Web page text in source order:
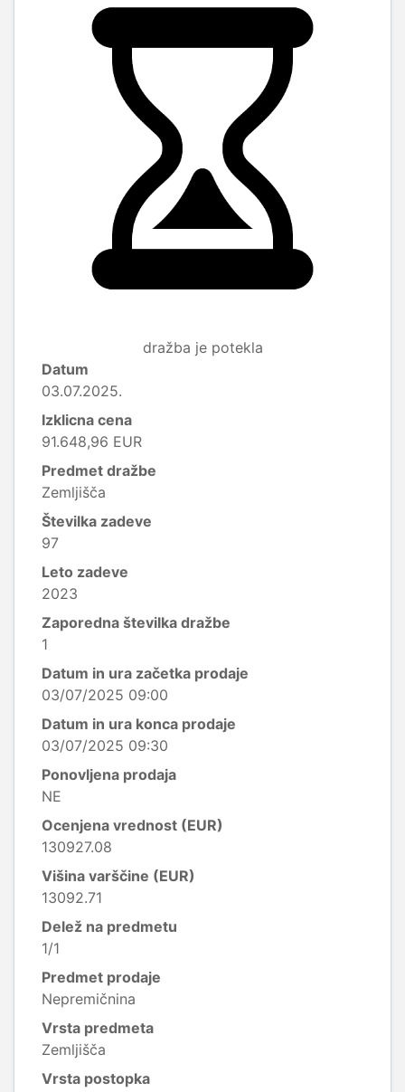
dražba je potekla
Datum
03.07.2025.
Izklicna cena
91.648,96 EUR
Predmet dražbe
Zemljišča
Številka zadeve
97
Leto zadeve
2023
Zaporedna številka dražbe
1
Datum in ura začetka prodaje
03/07/2025 09:00
Datum in ura konca prodaje
03/07/2025 09:30
Ponovljena prodaja
NE
Ocenjena vrednost (EUR)
130927.08
Višina varščine (EUR)
13092.71
Delež na predmetu
1/1
Predmet prodaje
Nepremičnina
Vrsta predmeta
Zemljišča
Vrsta postopka